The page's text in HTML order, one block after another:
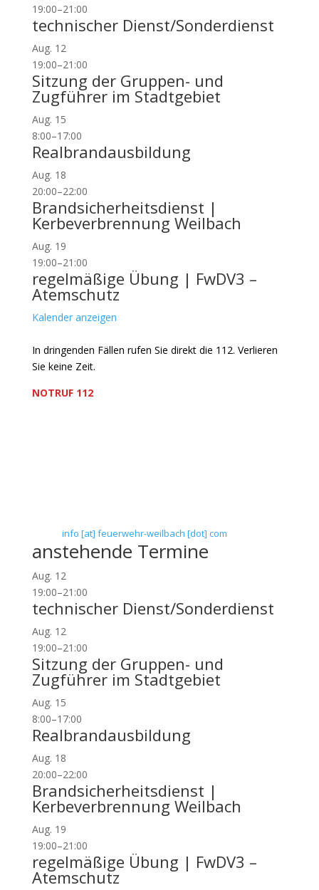
19:00–21:00
technischer Dienst/Sonderdienst
Aug. 12
19:00–21:00
Sitzung der Gruppen- und
Zugführer im Stadtgebiet
Aug. 15
8:00–17:00
Realbrandausbildung
Aug. 18
20:00–22:00
Brandsicherheitsdienst |
Kerbeverbrennung Weilbach
Aug. 19
19:00–21:00
regelmäßige Übung | FwDV3 –
Atemschutz
Kalender anzeigen
In dringenden Fällen rufen Sie direkt die 112. Verlieren
Sie keine Zeit.
NOTRUF 112
info [at] feuerwehr-weilbach [dot] com
anstehende Termine
Aug. 12
19:00–21:00
technischer Dienst/Sonderdienst
Aug. 12
19:00–21:00
Sitzung der Gruppen- und
Zugführer im Stadtgebiet
Aug. 15
8:00–17:00
Realbrandausbildung
Aug. 18
20:00–22:00
Brandsicherheitsdienst |
Kerbeverbrennung Weilbach
Aug. 19
19:00–21:00
regelmäßige Übung | FwDV3 –
Atemschutz